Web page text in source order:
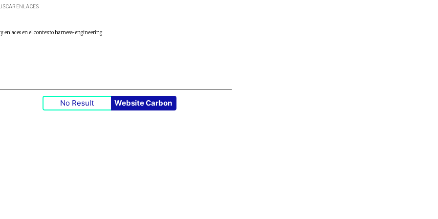
ENLACES
enlaces en el contexto harness-engineering
No Result Website Carbon